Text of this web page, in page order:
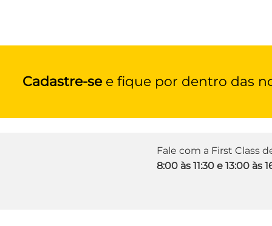
Cadastre-see fique por dentro das
Fale com a First Class
8:00 às 11:30 e 13:00 às